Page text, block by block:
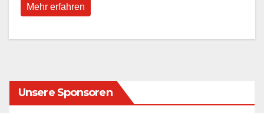
Mehr erfahren
Unsere Sponsoren